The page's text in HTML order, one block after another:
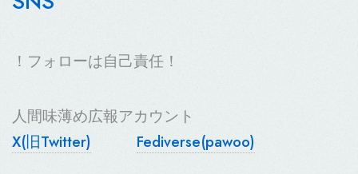
！フォローは自己責任！
人間味薄め広報アカウント
X(旧Twitter)
Fediverse(pawoo)